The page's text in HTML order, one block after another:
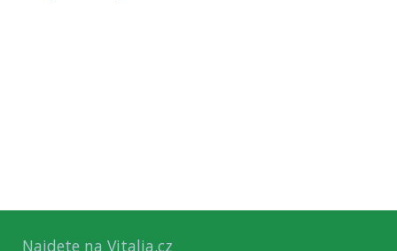
Najdete na Vitalia.cz